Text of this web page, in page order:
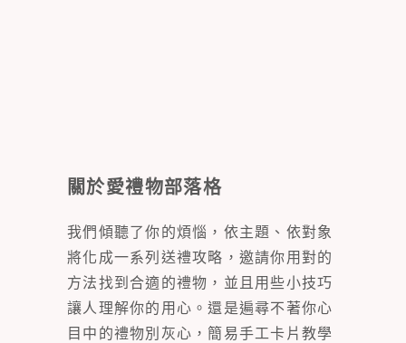
關於愛禮物部落格
我們傾聽了你的煩惱，依主題、依對象
將化成一系列送禮攻略，邀請你用對的
方法找到合適的禮物，並且用些小技巧
讓人理解你的用心。還是遍尋不著你心
目中的禮物別灰心，簡易手工卡片教學